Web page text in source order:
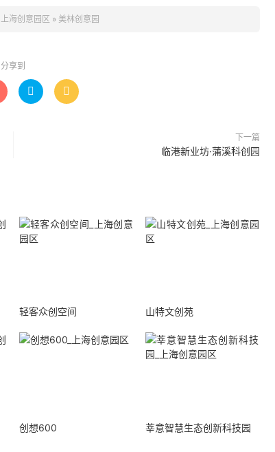
上海创意园区 » 美林创意园
分享到
 
下一篇
临港新业坊·蒲溪科创园
轻客众创空间 山特文创苑
创想600 莘意智慧生态创新科技园